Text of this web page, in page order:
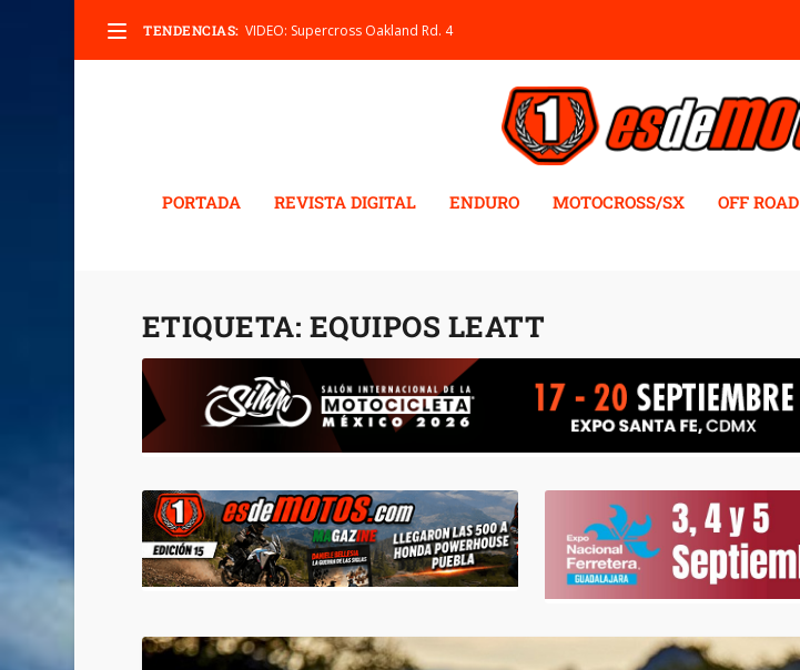
TENDENCIAS: VIDEO: Supercross Oakland Rd. 4
PORTADA REVISTA DIGITAL ENDURO MOTOCROSS/SX OFF ROAD
ETIQUETA: EQUIPOS LEATT